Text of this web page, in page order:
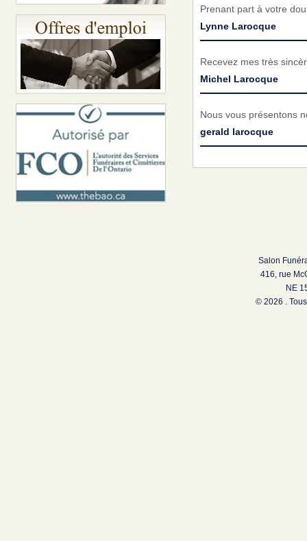
Prenant part à votre
Lynne Larocque
Recevez mes très
Michel Larocque
Nous vous présentons
gerald larocque
Salon
416, rue
NE
© 2026 .